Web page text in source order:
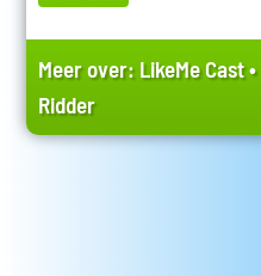
Meer over: LikeMe Cast•
Ridder